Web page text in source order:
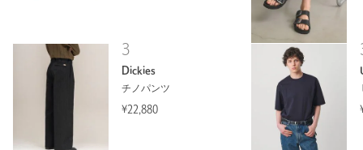
3
Dickies
チノパンツ
¥22,880